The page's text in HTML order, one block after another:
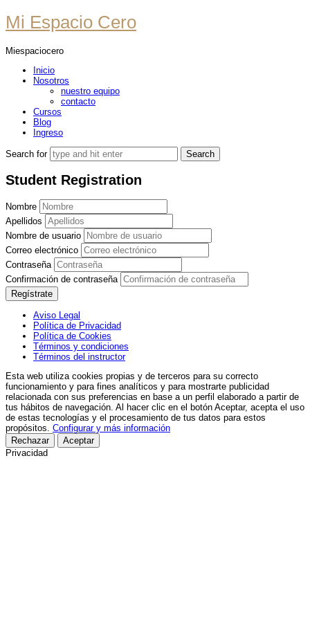
Mi
Espacio
Cero
Mi Espacio Cero
Miespaciocero
Inicio
Nosotros
nuestro equipo
contacto
Cursos
Blog
Ingreso
Search for
Student Registration
Nombre
Apellidos
Nombre de usuario
Correo electrónico
Contraseña
Confirmación de contraseña
Regístrate
Aviso Legal
Política de Privacidad
Política de Cookies
Términos y condiciones
Términos del instructor
Esta web utiliza cookies propias y de terceros para su correcto
funcionamiento y para fines analíticos y para mostrarte publicidad
relacionada con sus preferencias en base a un perfil elaborado a partir de
tus hábitos de navegación. Al hacer clic en el botón Aceptar, acepta el uso
de estas tecnologías y el procesamiento de tus datos para estos
propósitos. Configurar y más información
Rechazar
Aceptar
Privacidad